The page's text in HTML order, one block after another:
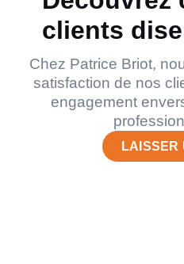
clients
Chez Patrice Briot,
satisfaction de nos
engagement
LAISSER